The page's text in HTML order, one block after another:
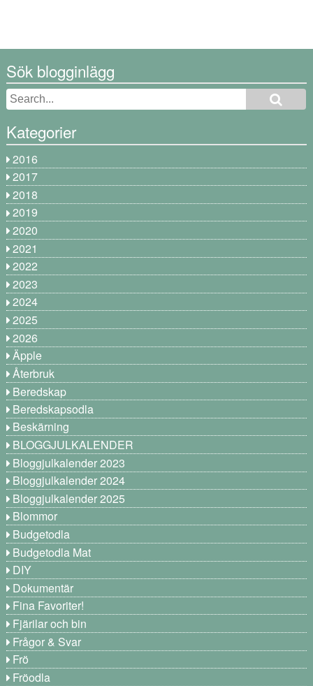
Sök blogginlägg
Kategorier
2016
2017
2018
2019
2020
2021
2022
2023
2024
2025
2026
Äpple
Återbruk
Beredskap
Beredskapsodla
Beskärning
BLOGGJULKALENDER
Bloggjulkalender 2023
Bloggjulkalender 2024
Bloggjulkalender 2025
Blommor
Budgetodla
Budgetodla Mat
DIY
Dokumentär
Fina Favoriter!
Fjärilar och bin
Frågor & Svar
Frö
Fröodla